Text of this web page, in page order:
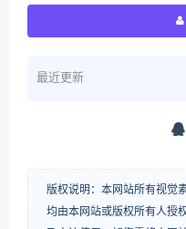
最近更新
版权说明：本网站所有视觉
均由本网站或版权所有人授